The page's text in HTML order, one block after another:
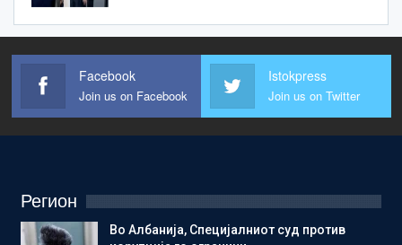
Facebook
Join us on Facebook
Istokpress
Join us on Twitter
Регион
Во Албанија, Специјалниот суд против